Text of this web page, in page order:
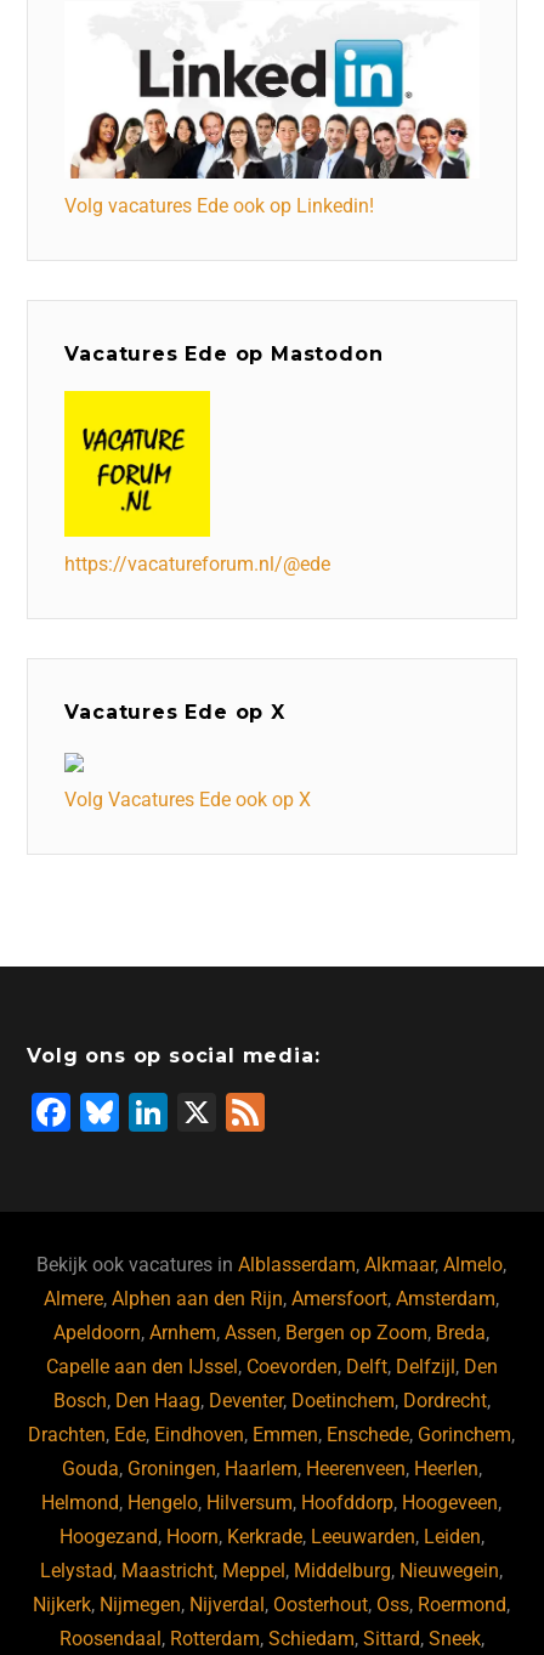
Volg vacatures Ede ook op Linkedin!
Vacatures Ede op Mastodon
https://vacatureforum.nl/@ede
Vacatures Ede op X
Volg Vacatures Ede ook op X
Volg ons op social media:
F
b
o
o
k
Bl
ky
Li
dI
n
X
Bekijk ook vacatures inAlblasserdam,Alkmaar,Almelo,
Almere,Alphen aan den Rijn,Amersfoort,Amsterdam,
Apeldoorn,Arnhem,Assen, Bergen op Zoom, Breda,
Capelle aan den IJssel, Coevorden, Delft, Delfzijl, Den
Bosch, Den Haag, Deventer, Doetinchem, Dordrecht,
Drachten, Ede, Eindhoven, Emmen, Enschede, Gorinchem,
Gouda, Groningen, Haarlem, Heerenveen, Heerlen,
Helmond, Hengelo, Hilversum, Hoofddorp, Hoogeveen,
Hoogezand, Hoorn, Kerkrade, Leeuwarden, Leiden,
Lelystad, Maastricht, Meppel, Middelburg, Nieuwegein,
Nijkerk, Nijmegen, Nijverdal, Oosterhout, Oss, Roermond,
Roosendaal, Rotterdam, Schiedam, Sittard, Sneek,